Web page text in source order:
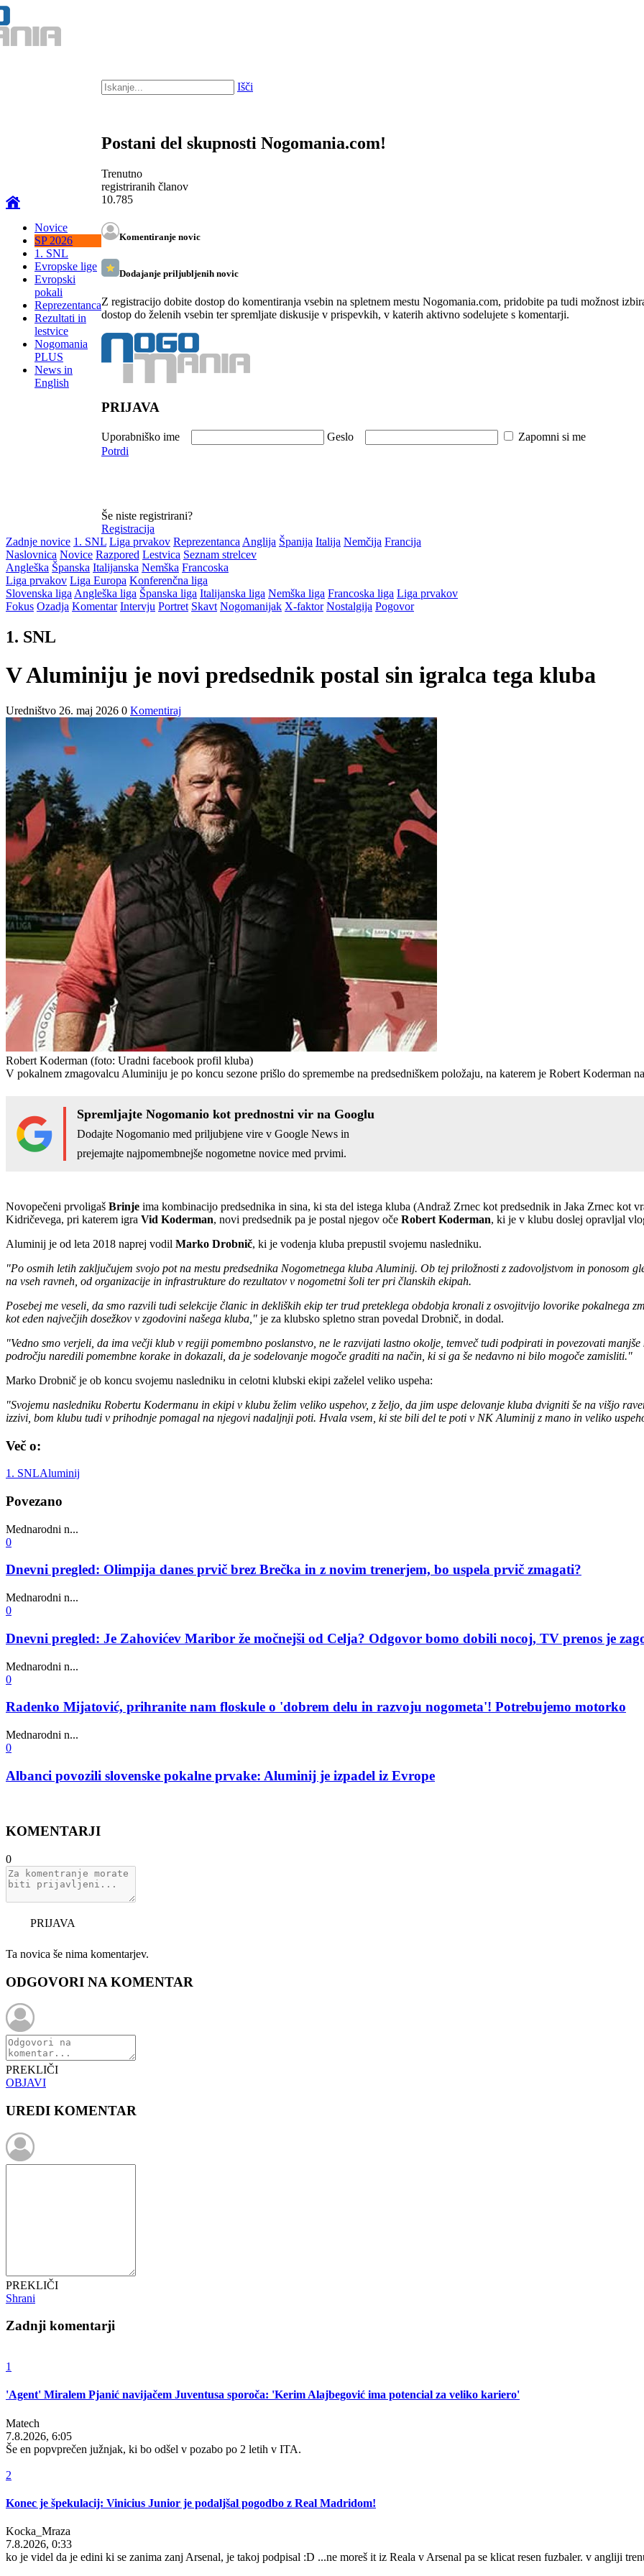
Novice
SP 2026
1. SNL
Evropske lige
Evropski
pokali
Reprezentanca
Rezultati in
lestvice
Nogomania
PLUS
News in
English
Išči
Postani del skupnosti Nogomania.com!
Trenutno
registriranih članov
10.785
Komentiranje novic
Dodajanje priljubljenih novic
Z registracijo dobite dostop do komentiranja vsebin na spletnem mestu Nogomania.com, pridobite pa tudi možnost
dostop do želenih vsebin ter spremljate diskusije v prispevkih, v katerih aktivno sodelujete s komentarji.
PRIJAVA
Uporabniško ime Geslo Zapomni si me
Potrdi
Še niste registrirani?
Registracija
Zadnje novice 1. SNL Liga prvakov Reprezentanca Anglija Španija Italija Nemčija Francija
Naslovnica Novice Razpored Lestvica Seznam strelcev
Angleška Španska Italijanska Nemška Francoska
Liga prvakov Liga Europa Konferenčna liga
Slovenska liga Angleška liga Španska liga Italijanska liga Nemška liga Francoska liga Liga prvakov
Fokus Ozadja Komentar Intervju Portret Skavt Nogomanijak X-faktor Nostalgija Pogovor
1. SNL
V Aluminiju je novi predsednik postal sin igralca tega kluba
Uredništvo 26. maj 2026 0 Komentiraj
Robert Koderman (foto: Uradni facebook profil kluba)
V pokalnem zmagovalcu Aluminiju je po koncu sezone prišlo do spremembe na predsedniškem položaju, na katerem je Robert Koderman
Spremljajte Nogomanio kot prednostni vir na Googlu
Dodajte Nogomanio med priljubjene vire v Google News in
prejemajte najpomembnejše nogometne novice med prvimi.
Novopečeni prvoligaš Brinje ima kombinacijo predsednika in sina, ki sta del istega kluba (Andraž Zrnec kot predsednik in Jaka Zrnec kot
Kidričevega, pri katerem igra Vid Koderman, novi predsednik pa je postal njegov oče Robert Koderman, ki je v klubu doslej opravljal
Aluminij je od leta 2018 naprej vodil Marko Drobnič, ki je vodenja kluba prepustil svojemu nasledniku.
"Po osmih letih zaključujem svojo pot na mestu predsednika Nogometnega kluba Aluminij. Ob tej priložnosti z zadovoljstvom in ponosom
na vseh ravneh, od organizacije in infrastrukture do rezultatov v nogometni šoli ter pri članskih ekipah.
Posebej me veseli, da smo razvili tudi selekcije članic in dekliških ekip ter trud preteklega obdobja kronali z osvojitvijo lovorike pokalnega
kot eden največjih dosežkov v zgodovini našega kluba," je za klubsko spletno stran povedal Drobnič, in dodal.
"Vedno smo verjeli, da ima večji klub v regiji pomembno poslanstvo, ne le razvijati lastno okolje, temveč tudi podpirati in povezovati
področju naredili pomembne korake in dokazali, da je sodelovanje mogoče graditi na način, ki si ga še nedavno ni bilo mogoče zamisliti."
Marko Drobnič je ob koncu svojemu nasledniku in celotni klubski ekipi zaželel veliko uspeha:
"Svojemu nasledniku Robertu Kodermanu in ekipi v klubu želim veliko uspehov, z željo, da jim uspe delovanje kluba dvigniti še na višjo
izzivi, bom klubu tudi v prihodnje pomagal na njegovi nadaljnji poti. Hvala vsem, ki ste bili del te poti v NK Aluminij z mano in veliko
Več o:
1. SNLAluminij
Povezano
Mednarodni n...
0
Dnevni pregled: Olimpija danes prvič brez Brečka in z novim trenerjem, bo uspela prvič zmagati?
Mednarodni n...
0
Dnevni pregled: Je Zahovićev Maribor že močnejši od Celja? Odgovor bomo dobili nocoj, TV prenos je
Mednarodni n...
0
Radenko Mijatović, prihranite nam floskule o 'dobrem delu in razvoju nogometa'! Potrebujemo motorko
Mednarodni n...
0
Albanci povozili slovenske pokalne prvake: Aluminij je izpadel iz Evrope
KOMENTARJI
0
PRIJAVA
Ta novica še nima komentarjev.
ODGOVORI NA KOMENTAR
PREKLIČI
OBJAVI
UREDI KOMENTAR
PREKLIČI
Shrani
Zadnji komentarji
1
'Agent' Miralem Pjanić navijačem Juventusa sporoča: 'Kerim Alajbegović ima potencial za veliko kariero'
Matech
7.8.2026, 6:05
Še en popvprečen južnjak, ki bo odšel v pozabo po 2 letih v ITA.
2
Konec je špekulacij: Vinicius Junior je podaljšal pogodbo z Real Madridom!
Kocka_Mraza
7.8.2026, 0:33
ko je videl da je edini ki se zanima zanj Arsenal, je takoj podpisal :D ...ne moreš it iz Reala v Arsenal pa se klicat resen fuzbaler. v angliji